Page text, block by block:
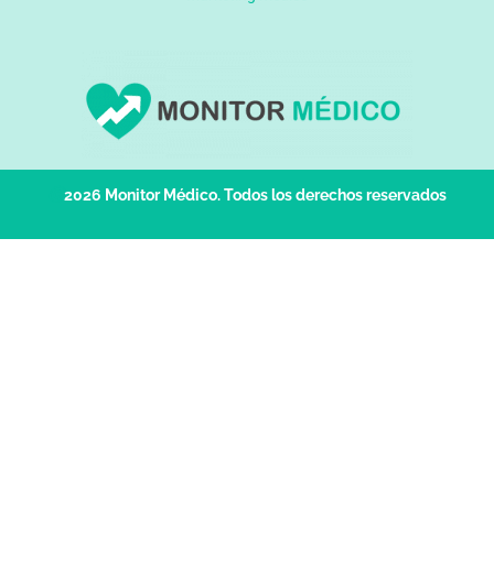
2026 Monitor Médico. Todos los derechos reservados